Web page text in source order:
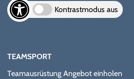
Kontrastmodus aus
TEAMSPORT
Teamausrüstung Angebot einholen